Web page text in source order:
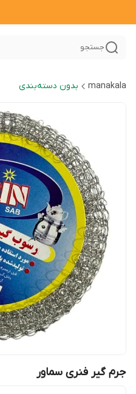
جستجو
manakala بدون دسته‌بندی
جرم گیر فنری سماور